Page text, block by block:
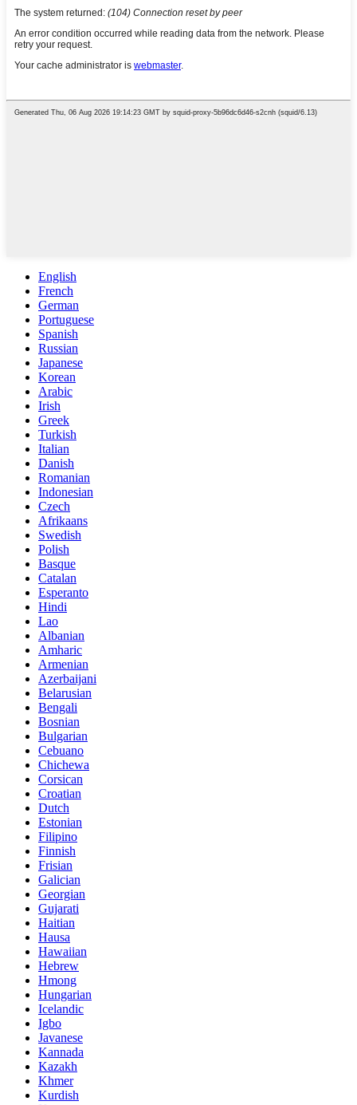
English
French
German
Portuguese
Spanish
Russian
Japanese
Korean
Arabic
Irish
Greek
Turkish
Italian
Danish
Romanian
Indonesian
Czech
Afrikaans
Swedish
Polish
Basque
Catalan
Esperanto
Hindi
Lao
Albanian
Amharic
Armenian
Azerbaijani
Belarusian
Bengali
Bosnian
Bulgarian
Cebuano
Chichewa
Corsican
Croatian
Dutch
Estonian
Filipino
Finnish
Frisian
Galician
Georgian
Gujarati
Haitian
Hausa
Hawaiian
Hebrew
Hmong
Hungarian
Icelandic
Igbo
Javanese
Kannada
Kazakh
Khmer
Kurdish